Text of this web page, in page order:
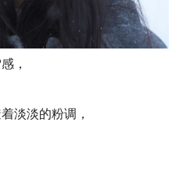
，
淡淡的粉调，